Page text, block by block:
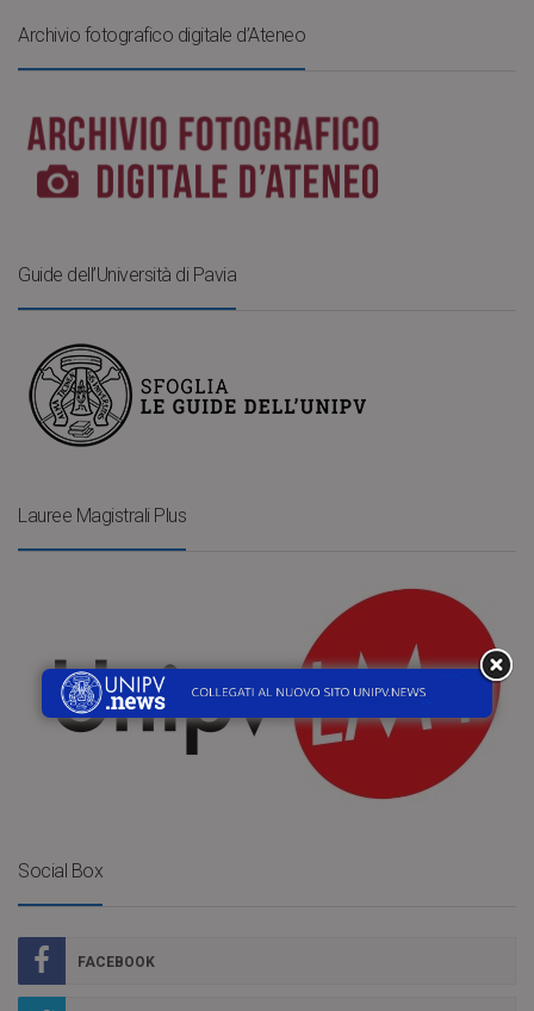
Archivio fotografico digitale d’Ateneo
Guide dell’Università di Pavia
Lauree Magistrali Plus
Social Box
FACEBOOK